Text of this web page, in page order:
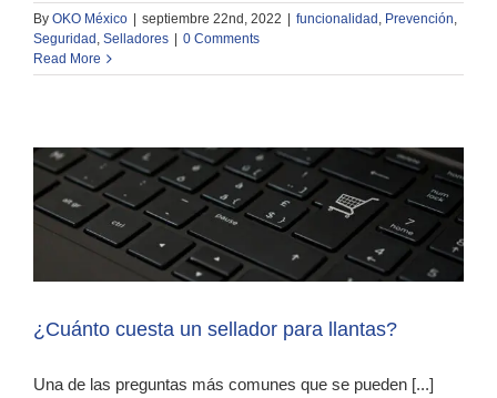
By OKO México | septiembre 22nd, 2022 | funcionalidad Prevención
Seguridad Selladores | 0 Comments
Read More
¿Cuánto cuesta un sellador para llantas?
Una de las preguntas más comunes que se pueden [...]